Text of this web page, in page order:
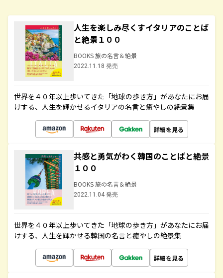
人生を楽しみ尽くすイタリアのことば
と絶景１００
BOOKS 旅の名言＆絶景
2022.11.18 発売
世界を４０年以上歩いてきた「地球の歩き方」があなたにお届
けする、人生を輝かせるイタリアの名言と癒やしの絶景集
詳細を見る
共感と勇気がわく韓国のことばと絶景
１００
BOOKS 旅の名言＆絶景
2022.11.04 発売
世界を４０年以上歩いてきた「地球の歩き方」があなたにお届
けする、人生を輝かせる韓国の名言と癒やしの絶景集
詳細を見る